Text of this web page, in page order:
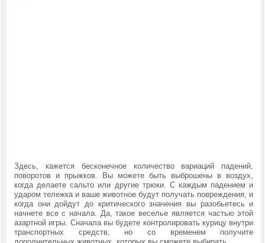
Здесь, кажется бесконечное количество вариаций падений,
поворотов и прыжков. Вы можете быть выброшены в воздух,
когда делаете сальто или другие трюки. С каждым падением и
ударом тележка и ваше животное будут получать повреждения, и
когда они дойдут до критического значения вы разобьетесь и
начнете все с начала. Да, такое веселье является частью этой
азартной игры. Сначала вы будете контролировать курицу внутри
транспортных средств, но со временем получите